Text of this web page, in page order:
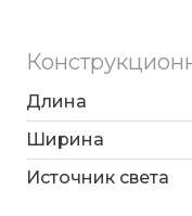
Длина
Ширина
Источник света